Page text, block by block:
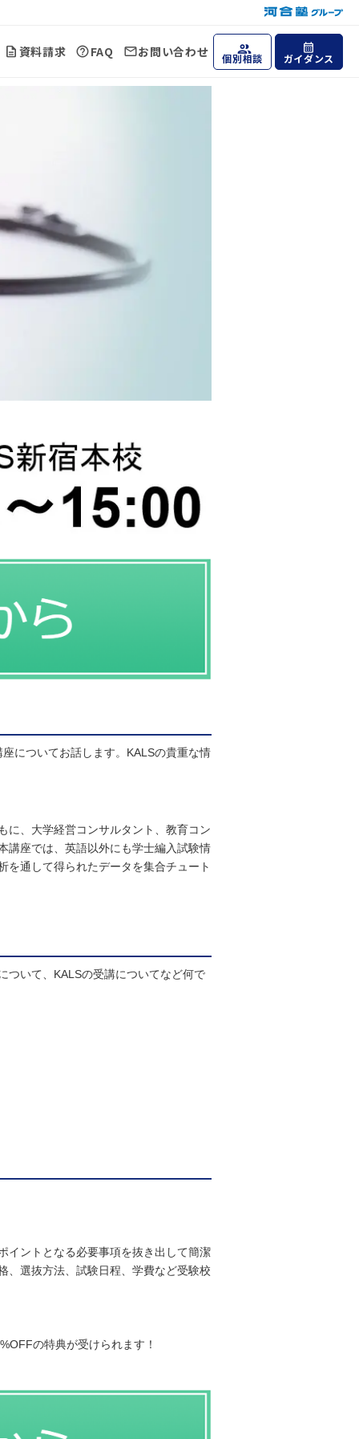
資料請求 FAQ お問い合わせ 個別相談 ガイダンス
についてお話します。KALSの貴重な情
に、大学経営コンサルタント、教育コン
講座では、英語以外にも学士編入試験情
を通して得られたデータを集合チュート
ついて、KALSの受講についてなど何で
イントとなる必要事項を抜き出して簡潔
、選抜方法、試験日程、学費など受験校
の特典が受けられます！